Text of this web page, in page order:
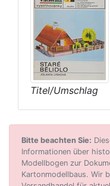
Titel/Umschlag
Bitte beachten Sie:
Informationen über
Modellbogen zur
Kartonmodellbaus. Wir